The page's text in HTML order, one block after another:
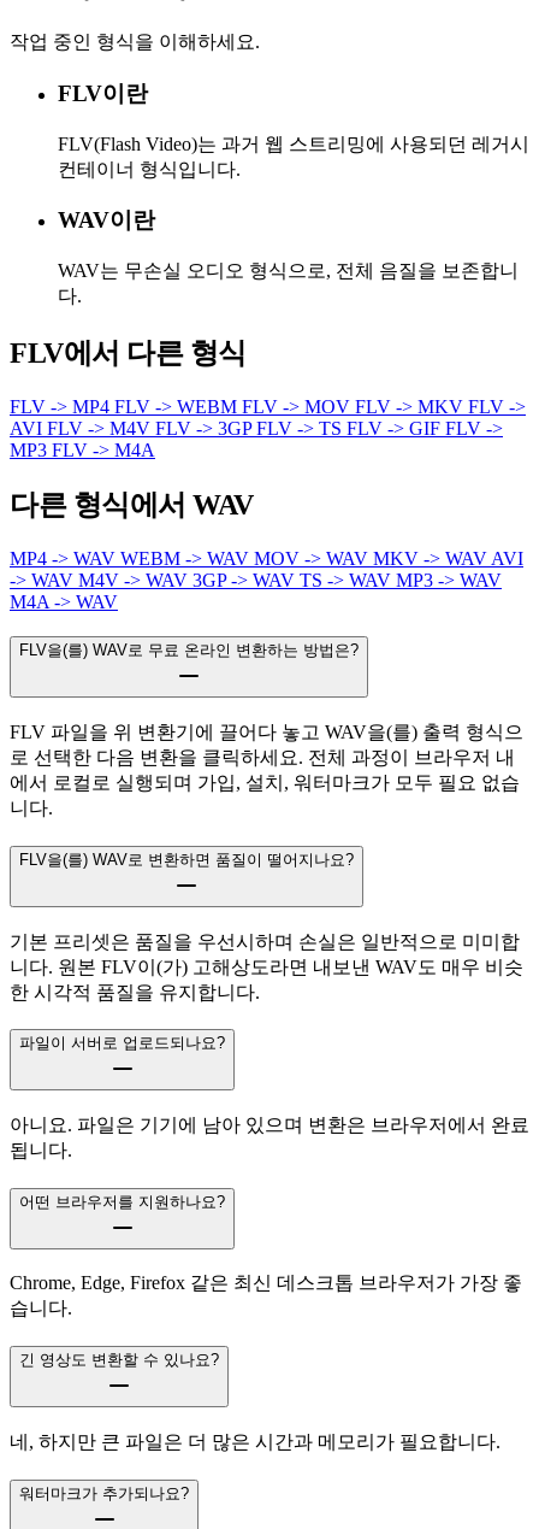
작업 중인 형식을 이해하세요.
FLV이란
FLV(Flash Video)는 과거 웹 스트리밍에 사용되던 레거시
컨테이너 형식입니다.
WAV이란
WAV는 무손실 오디오 형식으로, 전체 음질을 보존합니
다.
FLV에서 다른 형식
FLV -> MP4 FLV -> WEBM FLV -> MOV FLV -> MKV FLV ->
AVI FLV -> M4V FLV -> 3GPFLV -> TS FLV -> GIF FLV ->
MP3 FLV -> M4A
다른 형식에서 WAV
MP4 -> WAV WEBM -> WAV MOV -> WAV MKV -> WAV AVI
-> WAV M4V -> WAV 3GP -> WAV TS -> WAV MP3 -> WAV
M4A -> WAV
FLV을(를) WAV로 무료 온라인 변환하는 방법은?
FLV 파일을 위 변환기에 끌어다 놓고 WAV을(를) 출력 형식으
로 선택한 다음 변환을 클릭하세요. 전체 과정이 브라우저 내
에서 로컬로 실행되며 가입, 설치, 워터마크가 모두 필요 없습
니다.
FLV을(를) WAV로 변환하면 품질이 떨어지나요?
기본 프리셋은 품질을 우선시하며 손실은 일반적으로 미미합
니다. 원본 FLV이(가) 고해상도라면 내보낸 WAV도 매우 비슷
한 시각적 품질을 유지합니다.
파일이 서버로 업로드되나요?
아니요. 파일은 기기에 남아 있으며 변환은 브라우저에서 완료
됩니다.
어떤 브라우저를 지원하나요?
Chrome, Edge, Firefox 같은 최신 데스크톱 브라우저가 가장 좋
습니다.
긴 영상도 변환할 수 있나요?
네, 하지만 큰 파일은 더 많은 시간과 메모리가 필요합니다.
워터마크가 추가되나요?